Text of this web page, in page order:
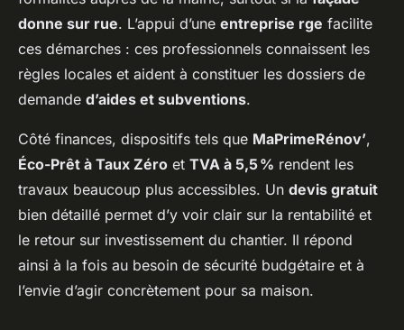
donne sur rue. L’appui d’une entreprise rge facilite
ces démarches : ces professionnels connaissent les
règles locales et aident à constituer les dossiers de
demande d’aides et subventions.
Côté finances, dispositifs tels que MaPrimeRénov’,
Éco-Prêt à Taux Zéro et TVA à 5,5 % rendent les
travaux beaucoup plus accessibles. Un devis gratuit
bien détaillé permet d’y voir clair sur la rentabilité et
le retour sur investissement du chantier. Il répond
ainsi à la fois au besoin de sécurité budgétaire et à
l’envie d’agir concrètement pour sa maison.